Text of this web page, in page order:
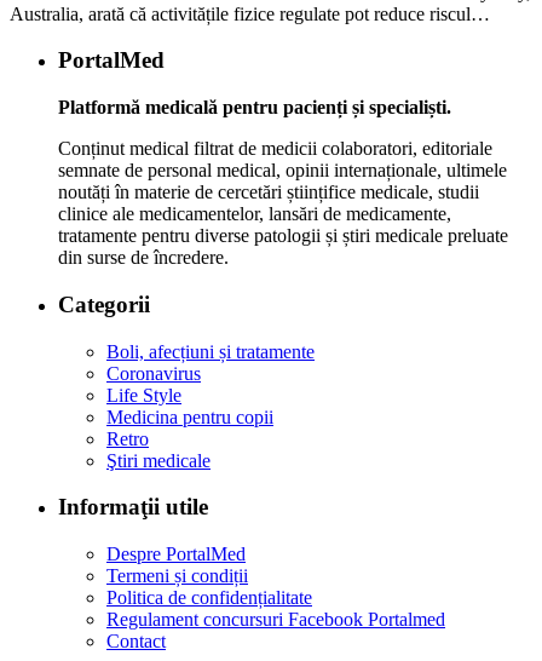
Australia, arată că activitățile fizice regulate pot reduce riscul…
PortalMed
Platformă medicală pentru pacienți și specialiști.
Conținut medical filtrat de medicii colaboratori, editoriale
semnate de personal medical, opinii internaționale, ultimele
noutăți în materie de cercetări științifice medicale, studii
clinice ale medicamentelor, lansări de medicamente,
tratamente pentru diverse patologii și știri medicale preluate
din surse de încredere.
Categorii
Boli, afecțiuni și tratamente
Coronavirus
Life Style
Medicina pentru copii
Retro
Ştiri medicale
Informaţii utile
Despre PortalMed
Termeni și condiții
Politica de confidențialitate
Regulament concursuri Facebook Portalmed
Contact